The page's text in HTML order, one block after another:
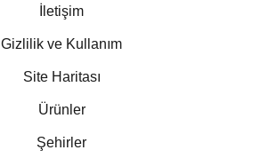
İletişim
Gizlilik ve Kullanım
Site Haritası
Ürünler
Şehirler